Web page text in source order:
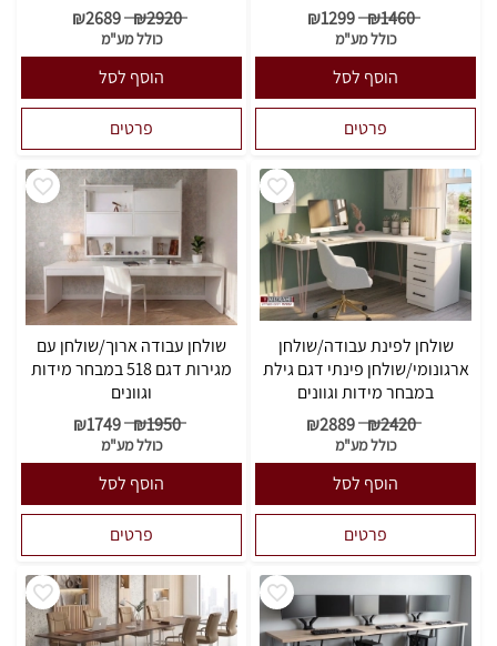
₪1460
₪1299
כולל מע"מ
הוסף לסל
פרטים
₪2920
₪2689
כולל מע"מ
הוסף לסל
פרטים
שולחן לפינת עבודה/שולחן
ארגונומי/שולחן פינתי דגם גילת
במבחר מידות וגוונים
₪2420
₪2889
כולל מע"מ
הוסף לסל
פרטים
שולחן עבודה ארוך/שולחן עם
מגירות דגם 518 במבחר מידות
וגוונים
₪1950
₪1749
כולל מע"מ
הוסף לסל
פרטים